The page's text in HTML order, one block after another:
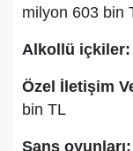
milyon 603 bin
Alkollü içkiler:
Özel İletişim
bin TL
Şans oyunları: